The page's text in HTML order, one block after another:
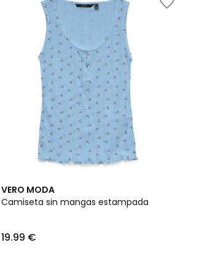
VERO MODA
Camiseta sin mangas estampada
19.99 €
3
/